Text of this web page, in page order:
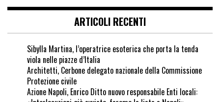
ARTICOLI RECENTI
Sibylla Martina, l’operatrice esoterica che porta la tenda
viola nelle piazze d’Italia
Architetti, Cerbone delegato nazionale della Commissione
Protezione civile
Azione Napoli, Enrico Ditto nuovo responsabile Enti locali: